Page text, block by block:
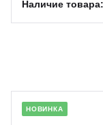
Наличие товара:
НОВИНКА